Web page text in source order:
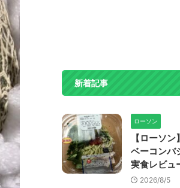
新着記事
ローソン
【ローソ
ベーコンバ
実食レビュ
2026/8/5